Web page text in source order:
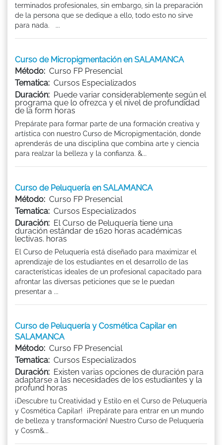
terminados profesionales, sin embargo, sin la preparación
de la persona que se dedique a ello, todo esto no sirve
para nada. ...
Curso de Micropigmentación en SALAMANCA
Método: Curso FP Presencial
Tematica: Cursos Especializados
Duración: Puede variar considerablemente según el
programa que lo ofrezca y el nivel de profundidad
de la form horas
Prepárate para formar parte de una formación creativa y
artística con nuestro Curso de Micropigmentación, donde
aprenderás de una disciplina que combina arte y ciencia
para realzar la belleza y la confianza. &...
Curso de Peluquería en SALAMANCA
Método: Curso FP Presencial
Tematica: Cursos Especializados
Duración: El Curso de Peluquería tiene una
duración estándar de 1620 horas académicas
lectivas. horas
El Curso de Peluquería está diseñado para maximizar el
aprendizaje de los estudiantes en el desarrollo de las
características ideales de un profesional capacitado para
afrontar las diversas peticiones que se le puedan
presentar a ...
Curso de Peluquería y Cosmética Capilar en
SALAMANCA
Método: Curso FP Presencial
Tematica: Cursos Especializados
Duración: Existen varias opciones de duración para
adaptarse a las necesidades de los estudiantes y la
profund horas
¡Descubre tu Creatividad y Estilo en el Curso de Peluquería
y Cosmética Capilar! ¡Prepárate para entrar en un mundo
de belleza y transformación! Nuestro Curso de Peluquería
y Cosm&...